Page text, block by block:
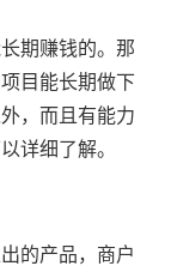
期赚钱的。那
目能长期做下
，而且有能力
详细了解。
的产品，商户